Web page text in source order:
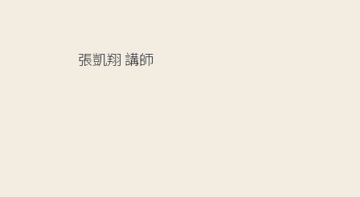
張凱翔 講師